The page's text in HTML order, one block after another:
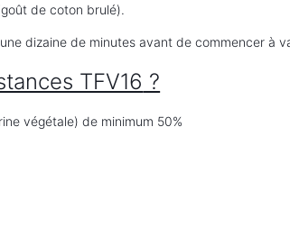
de coton brulé).
dizaine de minutes avant de commencer à
TFV16 ?
végétale) de minimum 50%